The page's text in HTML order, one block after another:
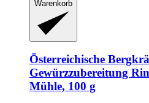
Warenkorb
Österreichische
Gewürzzubereitung
Mühle, 100 g